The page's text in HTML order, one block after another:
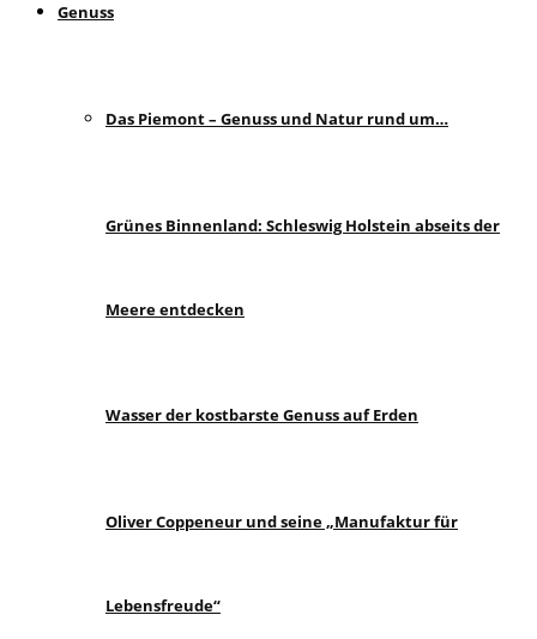
Genuss
Das Piemont – Genuss und Natur rund um…
Grünes Binnenland: Schleswig Holstein abseits der
Meere entdecken
Wasser der kostbarste Genuss auf Erden
Oliver Coppeneur und seine „Manufaktur für
Lebensfreude“